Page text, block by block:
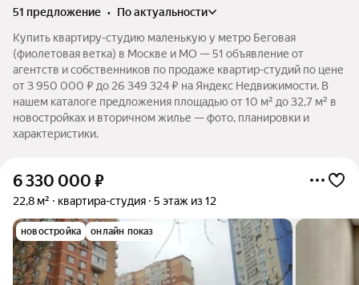
51 предложение •
по актуальности
Купить квартиру-студию маленькую у метро Беговая
(фиолетовая ветка) в Москве и МО — 51 объявление от
агентств и собственников по продаже квартир-студий по цене
от 3 950 000 ₽ до 26 349 324 ₽ на Яндекс Недвижимости. В
нашем каталоге предложения площадью от 10 м² до 32,7 м² в
новостройках и вторичном жилье — фото, планировки и
характеристики.
6 330 000 ₽
22,8 м² квартира-студия 5 этаж из 12
новостройка онлайн показ